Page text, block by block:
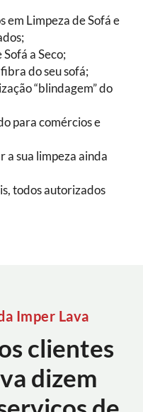
em Limpeza de Sofá e
a Seco;
do seu sofá;
“blindagem” do
para comércios e
a sua limpeza ainda
todos autorizados
Imper Lava
clientes
dizem